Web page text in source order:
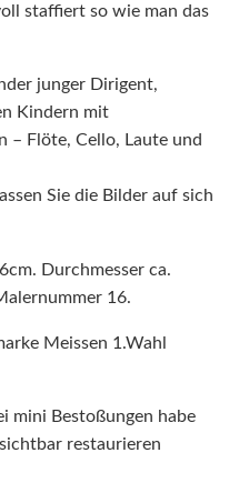
staffiert so wie man das
junger Dirigent,
Kindern mit
– Flöte, Cello, Laute und
Sie die Bilder auf sich
Durchmesser ca.
16.
Meissen 1.Wahl
mini Bestoßungen habe
restaurieren